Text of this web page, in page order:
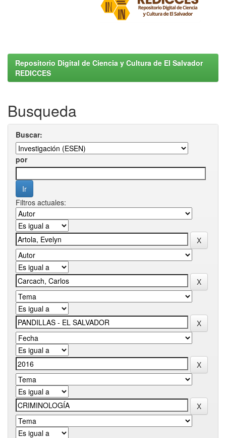
Repositorio Digital de Ciencia y Cultura de El Salvador
REDICCES
Busqueda
Buscar:
por
Filtros actuales: